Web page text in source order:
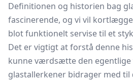
Definitionen og historien bag
fascinerende, og vi vil
blot funktionelt servise til et
Det er vigtigt at forstå denne
kunne værdsætte den
glastallerkener bidrager med til